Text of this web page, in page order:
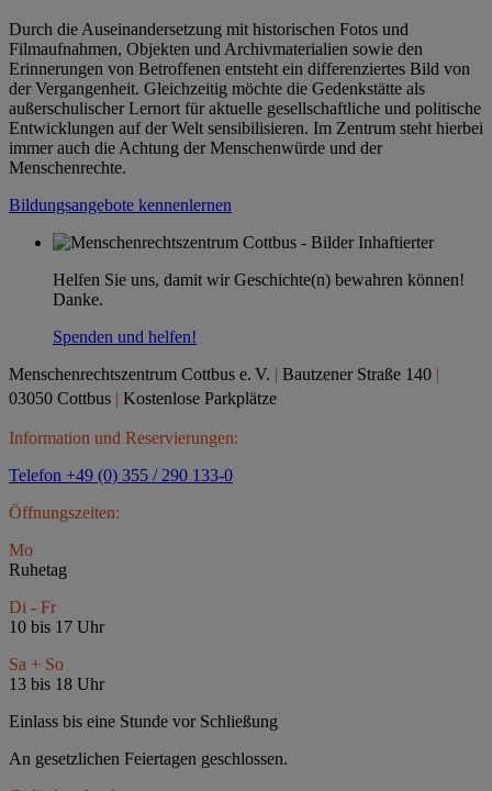
Durch die Auseinandersetzung mit historischen Fotos und
Filmaufnahmen, Objekten und Archivmaterialien sowie den
Erinnerungen von Betroffenen entsteht ein differenziertes Bild von
der Vergangenheit. Gleichzeitig möchte die Gedenkstätte als
außerschulischer Lernort für aktuelle gesellschaftliche und politische
Entwicklungen auf der Welt sensibilisieren. Im Zentrum steht hierbei
immer auch die Achtung der Menschenwürde und der
Menschenrechte.
Bildungsangebote kennenlernen
Helfen Sie uns, damit wir Geschichte(n) bewahren können!
Danke.
Spenden und helfen!
Menschenrechtszentrum Cottbus e. V. | Bautzener Straße 140 |
03050 Cottbus | Kostenlose Parkplätze
Information und Reservierungen:
Telefon +49 (0) 355 / 290 133-0
Öffnungszeiten:
Mo
Ruhetag
Di - Fr
10 bis 17 Uhr
Sa + So
13 bis 18 Uhr
Einlass bis eine Stunde vor Schließung
An gesetzlichen Feiertagen geschlossen.